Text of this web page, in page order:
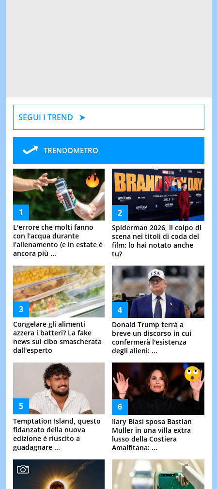
SEGUI I TREND
TRENDOMETRO
L'errore che molti fanno
con l'acqua durante
l'allenamento (e in estate è
ancora più ...
Spiderman 2026, il colpo di
scena nei titoli di coda del
film: lo hai notato anche
tu?
Congelare gli alimenti
azzera i batteri? La fake
news sul cibo smascherata
dall'esperto
Donald Trump terrà a
breve un discorso in cui
confermerà l'esistenza
degli alieni: ...
Temptation Island, questo
fidanzato della nuova
edizione è riuscito a
guadagnare ...
Ilary Blasi sposa Bastian
Muller in una villa extra
lusso della Costiera
Amalfitana: ...